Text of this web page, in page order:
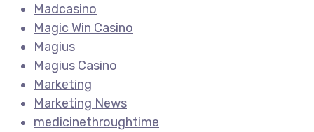
Madcasino
Magic Win Casino
Magius
Magius Casino
Marketing
Marketing News
medicinethroughtime